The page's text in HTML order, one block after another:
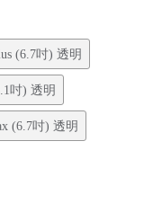
(6.7吋) 透明
吋) 透明
(6.7吋) 透明